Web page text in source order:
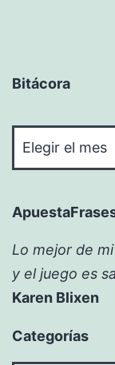
Bitácora
Lo mejor de
y el juego es
Karen Blixen
Categorías